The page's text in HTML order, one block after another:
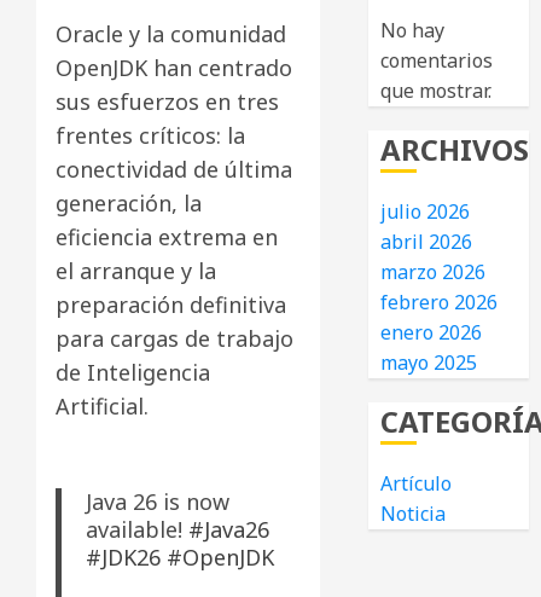
Oracle y la comunidad
OpenJDK han centrado
sus esfuerzos en tres
frentes críticos: la
conectividad de última
generación, la
eficiencia extrema en
el arranque y la
preparación definitiva
para cargas de trabajo
de Inteligencia
Artificial.
Java 26 is now
available! #Java26
#JDK26 #OpenJDK
No hay
comentarios
que mostrar.
ARCHIVOS
julio 2026
abril 2026
marzo 2026
febrero 2026
enero 2026
mayo 2025
Artículo
Noticia